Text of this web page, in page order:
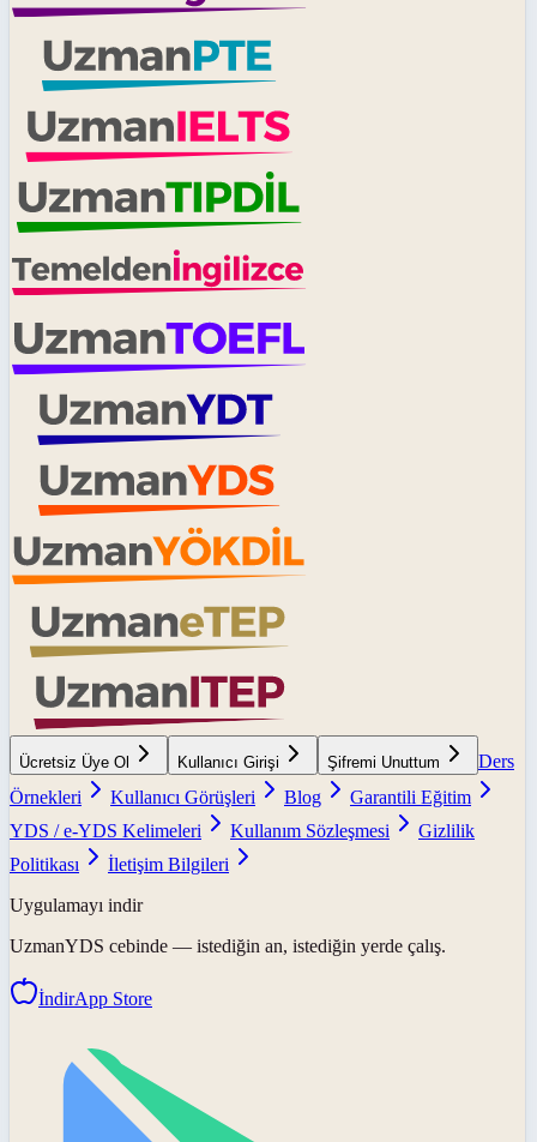
Ücretsiz Üye Ol Kullanıcı Girişi Şifremi Unuttum
Ders
Örnekleri
Kullanıcı Görüşleri Blog
Garantili Eğitim
YDS / e-YDS Kelimeleri
Kullanım Sözleşmesi
Gizlilik
Politikası
İletişim Bilgileri
Uygulamayı indir
UzmanYDS cebinde — istediğin an, istediğin yerde çalış.
İndirApp Store